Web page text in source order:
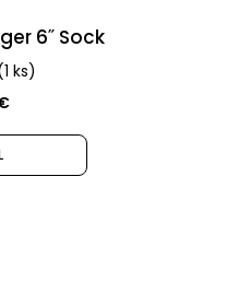
6˝ Sock
ks)